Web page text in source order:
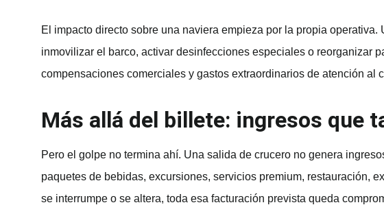
El impacto directo sobre una naviera empieza por la propia
inmovilizar el barco, activar desinfecciones especiales o reorganizar
compensaciones comerciales y gastos extraordinarios de atención al
Más allá del billete: ingresos que
Pero el golpe no termina ahí. Una salida de crucero no genera
paquetes de bebidas, excursiones, servicios premium, restauración,
se interrumpe o se altera, toda esa facturación prevista queda